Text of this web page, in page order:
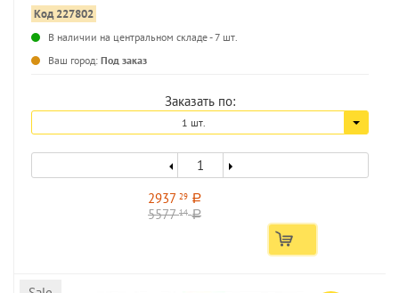
Код 227802
В наличии на центральном складе - 7 шт.
Ваш город: Под заказ
Заказать по:
1 шт.
293729 a
557714 a